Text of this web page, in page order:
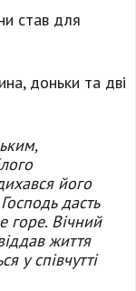
став для
доньки та дві
його
дасть
горе. Вічний
життя
у співчутті